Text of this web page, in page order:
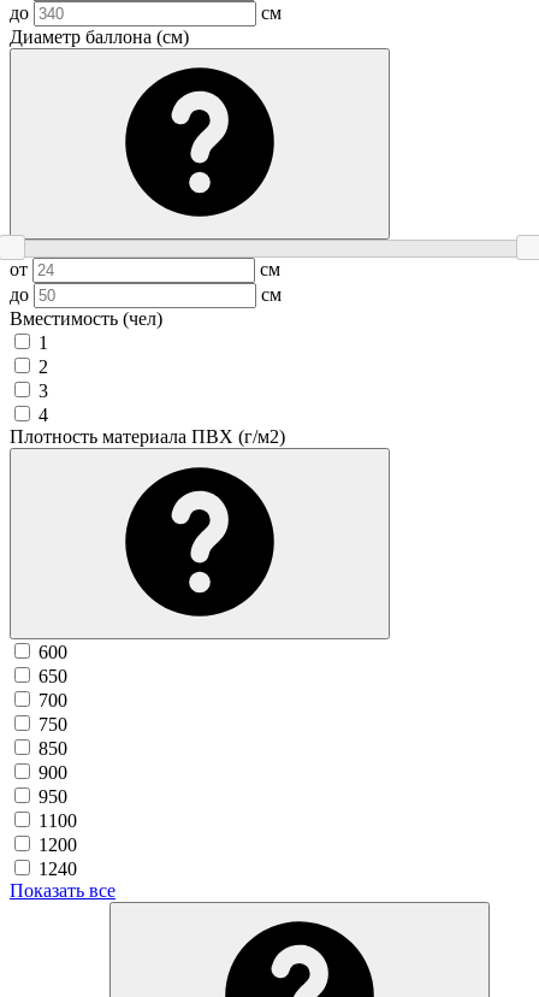
до
см
Диаметр баллона (см)
от
см
до
см
Вместимость (чел)
1
2
3
4
Плотность материала ПВХ (г/м2)
600
650
700
750
850
900
950
1100
1200
1240
Показать все